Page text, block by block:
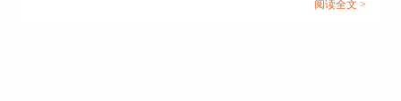
阅读全文 >